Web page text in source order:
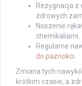
Rezygnacja z
zdrowych
Noszenie
chemikaliami.
Regularne
do paznokci
Zmiana tych
krótkim czasie, a